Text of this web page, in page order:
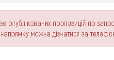
опублікованих пропозицій по
можна дізнатися за